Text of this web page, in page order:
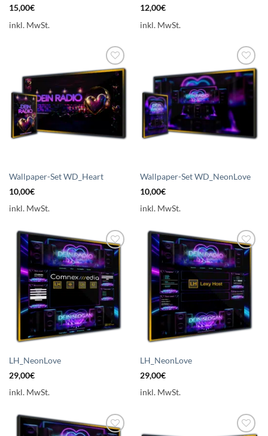
15,00€
inkl. MwSt.
12,00€
inkl. MwSt.
Auf die
setzen
Wallpaper-Set WD_Heart
10,00€
inkl. MwSt.
Auf die
Wunschliste
setzen
Wallpaper-Set WD_NeonLove
10,00€
inkl. MwSt.
Auf die
Wunschliste
setzen
LH_NeonLove
29,00€
inkl. MwSt.
Auf die
Wunschliste
setzen
LH_NeonLove
29,00€
inkl. MwSt.